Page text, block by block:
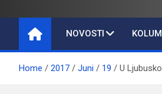
Ljubušaci
NOVOSTI
Home 2017 Juni 19 U